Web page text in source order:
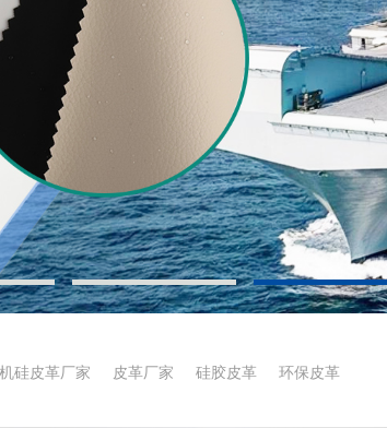
硅皮革厂家 皮革厂家 硅胶皮革 环保皮革